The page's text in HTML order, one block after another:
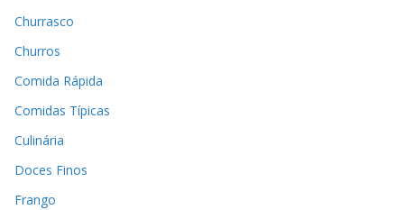
Churrasco
Churros
Comida Rápida
Comidas Típicas
Culinária
Doces Finos
Frango